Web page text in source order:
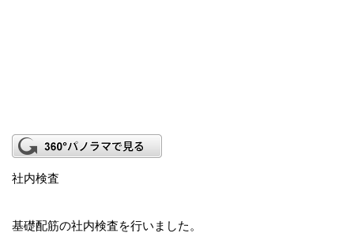
社内検査
基礎配筋の社内検査を行いました。